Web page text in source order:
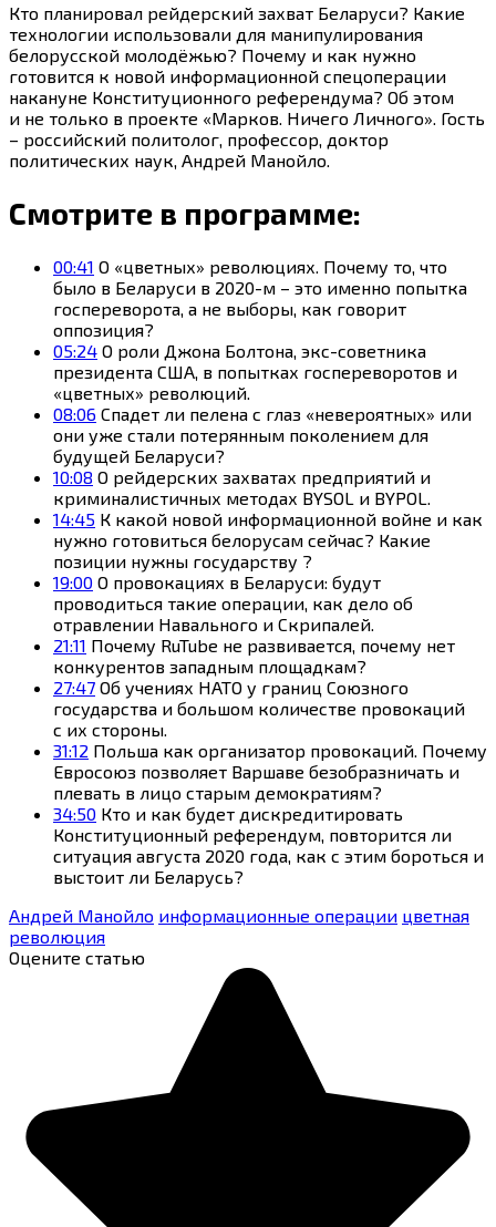
Кто планировал рейдерский захват Беларуси? Какие
технологии использовали для манипулирования
белорусской молодёжью? Почему и как нужно
готовится к новой информационной спецоперации
накануне Конституционного референдума? Об этом
и не только в проекте «Марков. Ничего Личного». Гость
– российский политолог, профессор, доктор
политических наук, Андрей Манойло.
Смотрите в программе:
00:41 О «цветных» революциях. Почему то, что
было в Беларуси в 2020-м – это именно попытка
госпереворота, а не выборы, как говорит
оппозиция?
05:24 О роли Джона Болтона, экс-советника
президента США, в попытках госпереворотов и
«цветных» революций.
08:06 Спадет ли пелена с глаз «невероятных» или
они уже стали потерянным поколением для
будущей Беларуси?
10:08 О рейдерских захватах предприятий и
криминалистичных методах BYSOL и BYPOL.
14:45 К какой новой информационной войне и как
нужно готовиться белорусам сейчас? Какие
позиции нужны государству ?
19:00 О провокациях в Беларуси: будут
проводиться такие операции, как дело об
отравлении Навального и Скрипалей.
21:11 Почему RuTube не развивается, почему нет
конкурентов западным площадкам?
27:47 Об учениях НАТО у границ Союзного
государства и большом количестве провокаций
с их стороны.
31:12 Польша как организатор провокаций. Почему
Евросоюз позволяет Варшаве безобразничать и
плевать в лицо старым демократиям?
34:50 Кто и как будет дискредитировать
Конституционный референдум, повторится ли
ситуация августа 2020 года, как с этим бороться и
выстоит ли Беларусь?
Андрей Манойло информационные операции цветная
революция
Оцените статью